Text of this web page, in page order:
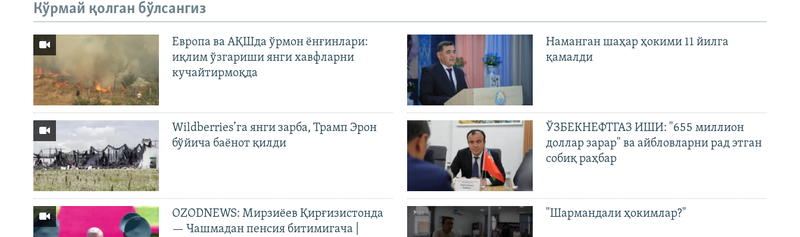
Кўрмай қолган бўлсангиз
Европа ва АҚШда ўрмон ёнғинлари:
иқлим ўзгариши янги хавфларни
кучайтирмоқда
Wildberries’га янги зарба, Трамп Эрон
бўйича баёнот қилди
OZODNEWS: Мирзиёев Қирғизистонда
— Чашмадан пенсия битимигача |
Наманган шаҳар ҳокими 11 йилга
қамалди
ЎЗБЕКНЕФТГАЗ ИШИ: "655 миллион
доллар зарар" ва айбловларни рад этган
собиқ раҳбар
"Шармандали ҳокимлар?"